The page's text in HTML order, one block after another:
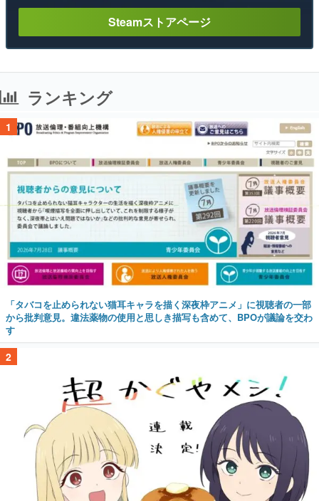
Steamストアページ
ランキング
1
「タバコを止められない猫耳キャラを描く深夜枠アニメ」に視聴者の一部
から批判意見。違法薬物の使用と思しき描写も含めて、BPOが議論を交わ
す
2